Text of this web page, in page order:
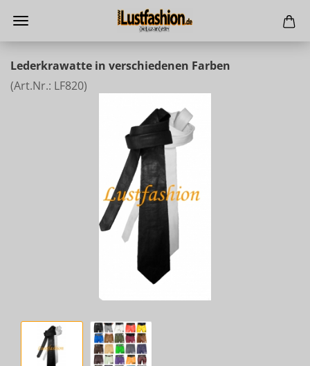
Lederkrawatte in verschiedenen Farben
(Art.Nr.: LF820)